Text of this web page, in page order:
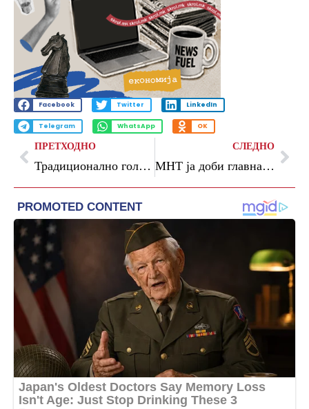
Facebook Twitter LinkedIn
Telegram WhatsApp OK
ПРЕТХОДНО
Традиционално голем интерес за учество на меѓународниот конкурс „Велес 2026 – Златен стрип“
СЛЕДНО
МНТ ја доби главната награда Гран При за уметничко остварување во целина за претставата „Страв и надеж“ на јубилејното 60 издание на МТФ „Војдан Чернодрински“